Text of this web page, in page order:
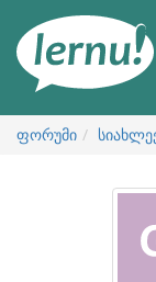
ნახვა
ფორუმი